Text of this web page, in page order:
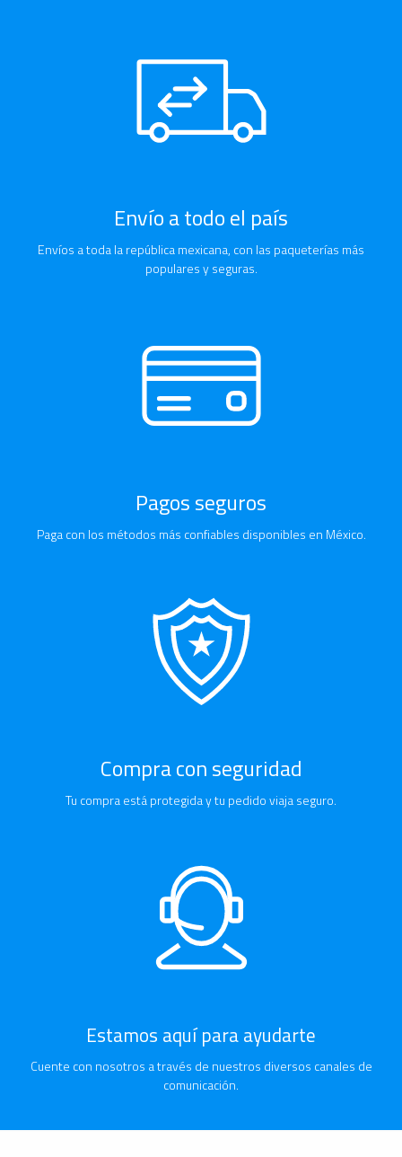
Envío a todo el país
Envíos a toda la república mexicana, con las paqueterías más
populares y seguras.
Pagos seguros
Paga con los métodos más confiables disponibles en México.
Compra con seguridad
Tu compra está protegida y tu pedido viaja seguro.
Estamos aquí para ayudarte
Cuente con nosotros a través de nuestros diversos canales de
comunicación.